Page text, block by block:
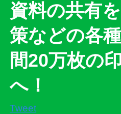
資料の共有
策などの各
間20万枚の
へ！
Tweet